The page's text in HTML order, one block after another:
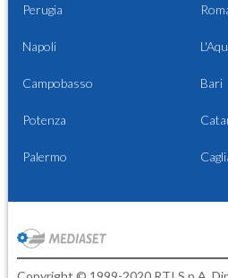
Perugia
Napoli
Campobasso Bari
Potenza
Palermo